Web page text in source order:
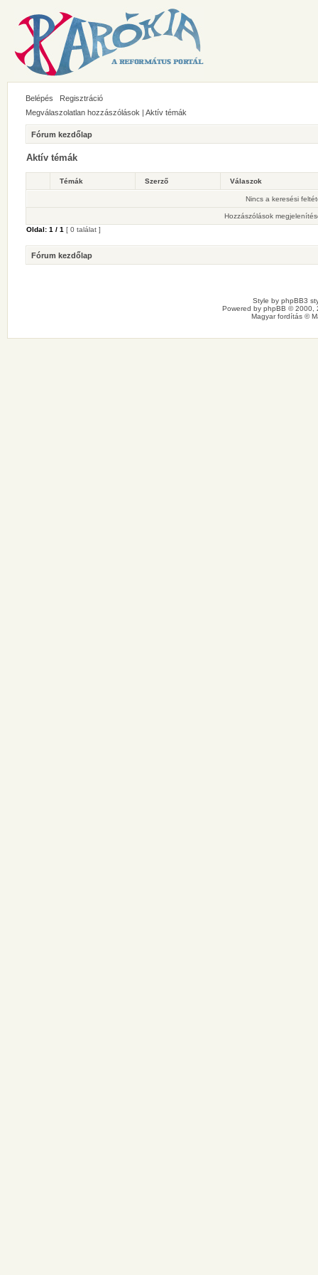
Belépés
Regisztráció
Megválaszolatlan hozzászólások | Aktív témák
Fórum kezdőlap
Aktív témák
Témák Szerző Válaszok
Nincs a keresési
Hozzászólások
Oldal: 1 / 1 [ 0 találat ]
Fórum kezdőlap
Style by phpBB3
Powered by phpBB © 2000,
Magyar fordítás ©